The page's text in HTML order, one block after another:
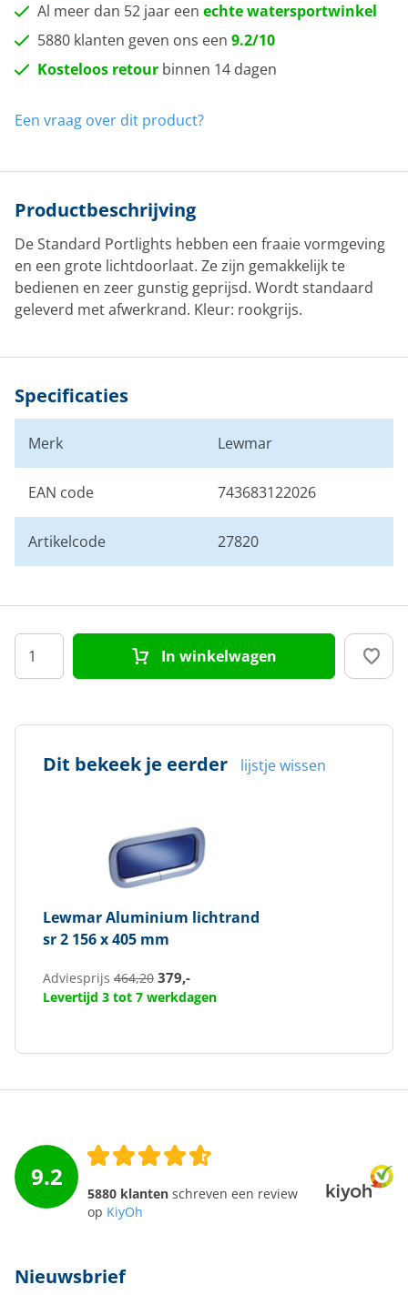
Al meer dan 52 jaar een echte watersportwinkel
5880 klanten geven ons een 9.2/10
Kosteloos retour binnen 14 dagen
Een vraag over dit product?
Productbeschrijving
De Standard Portlights hebben een fraaie vormgeving
en een grote lichtdoorlaat. Ze zijn gemakkelijk te
bedienen en zeer gunstig geprijsd. Wordt standaard
geleverd met afwerkrand. Kleur: rookgrijs.
Specificaties
Merk Lewmar
EAN code 743683122026
Artikelcode 27820
In winkelwagen
Dit bekeek je eerder lijstje wissen
LewmarAluminium lichtrand
sr 2 156 x 405 mm
Adviesprijs 464,20 379,-
Levertijd 3 tot 7 werkdagen
9.2
5880 klanten schreven een review
op KiyOh
Nieuwsbrief